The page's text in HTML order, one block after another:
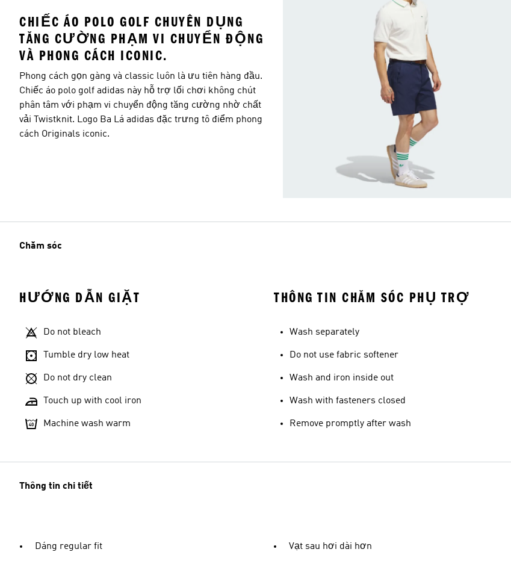
CHIẾC ÁO POLO GOLF CHUYÊN DỤNG
TĂNG CƯỜNG PHẠM VI CHUYỂN ĐỘNG
VÀ PHONG CÁCH ICONIC.
Phong cách gọn gàng và classic luôn là ưu tiên hàng đầu.
Chiếc áo polo golf adidas này hỗ trợ lối chơi không chút
phân tâm với phạm vi chuyển động tăng cường nhờ chất
vải Twistknit. Logo Ba Lá adidas đặc trưng tô điểm phong
cách Originals iconic.
Chăm sóc
HƯỚNG DẪN GIẶT
Do not bleach
Tumble dry low heat
Do not dry clean
Touch up with cool iron
Machine wash warm
THÔNG TIN CHĂM SÓC PHỤ TRỢ
Wash separately
Do not use fabric softener
Wash and iron inside out
Wash with fasteners closed
Remove promptly after wash
Thông tin chi tiết
Dáng regular fit Vạt sau hơi dài hơn